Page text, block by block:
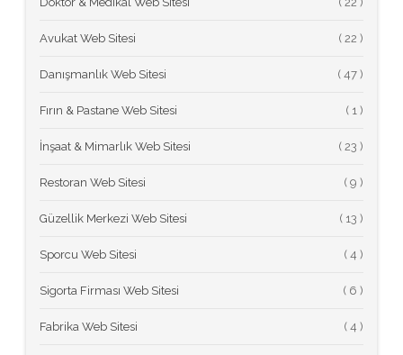
Avukat Web Sitesi (
Danışmanlık Web Sitesi (
Fırın & Pastane Web Sitesi (
İnşaat & Mimarlık Web Sitesi (
Restoran Web Sitesi (
Güzellik Merkezi Web Sitesi (
Sporcu Web Sitesi (
Sigorta Firması Web Sitesi (
Fabrika Web Sitesi (